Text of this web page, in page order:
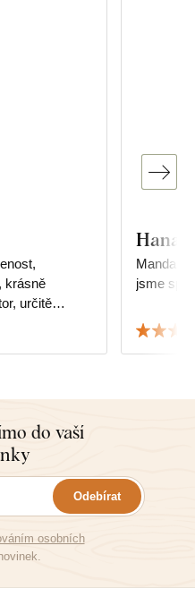
krásně
určitě
Hana
Mandala
jsme
do vaší
Odebírat
osobních